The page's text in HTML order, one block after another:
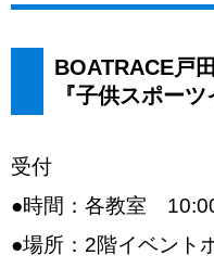
BOATRACE戸
『子供スポーツ
受付
●時間：各教室
●場所：2階イベント